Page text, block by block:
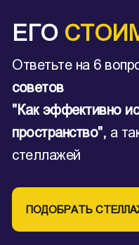
ЕГО
Ответьте на 6
советов
"Как эффективно
пространство", а
стеллажей
ПОДОБРАТЬ